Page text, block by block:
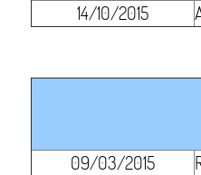
14/10/2015
09/03/2015